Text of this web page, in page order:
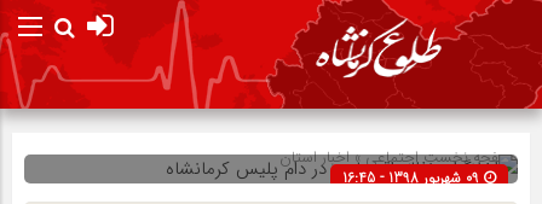
صفحه نخستاجتماعی»اخبار استان
09 شهریور 1398 - 16:45